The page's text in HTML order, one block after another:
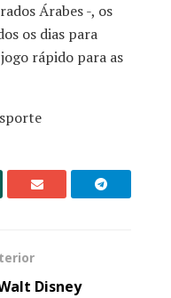
Árabes -, os
os dias para
rápido para as
Disney